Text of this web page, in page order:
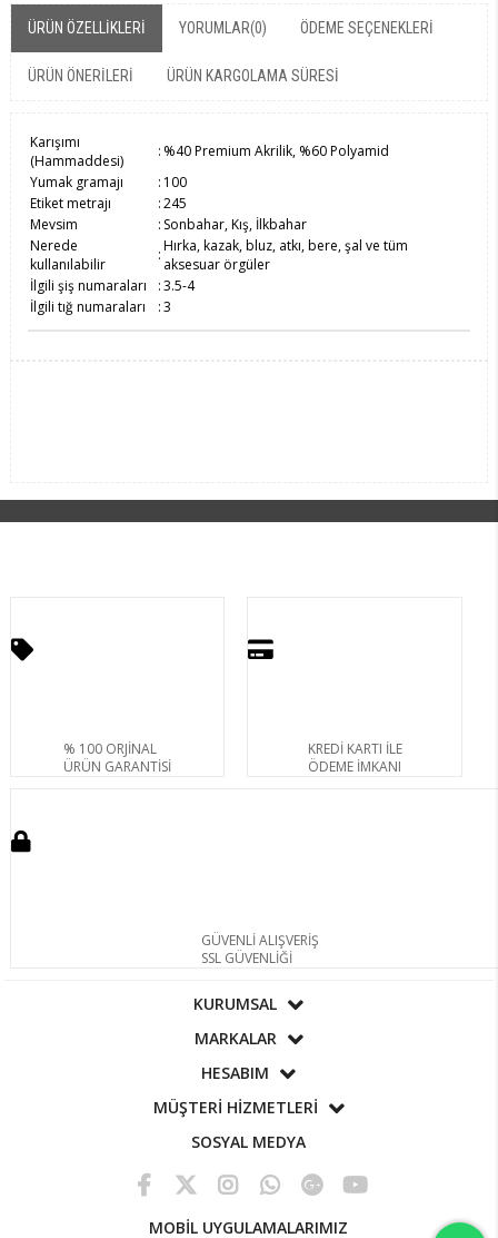
ÜRÜN ÖZELLIKLERI YORUMLAR(0) ÖDEME SEÇENEKLERI
ÜRÜN ÖNERILERI ÜRÜN KARGOLAMA SÜRESI
Karışımı
(Hammaddesi)
: %40 Premium Akrilik, %60 Polyamid
Yumak gramajı
: 100
Etiket metrajı
: 245
Mevsim
: Sonbahar, Kış, İlkbahar
Nerede
kullanılabilir
: Hırka, kazak, bluz, atkı, bere, şal ve tüm
aksesuar örgüler
İlgili şiş numaraları
: 3.5-4
İlgili tığ numaraları
: 3
% 100 ORJİNAL
ÜRÜN GARANTİSİ
KREDİ KARTI İLE
ÖDEME İMKANI
GÜVENLİ ALIŞVERİŞ
SSL GÜVENLİĞİ
KURUMSAL
MARKALAR
HESABIM
MÜŞTERİ HİZMETLERİ
SOSYAL MEDYA
MOBİL UYGULAMALARIMIZ